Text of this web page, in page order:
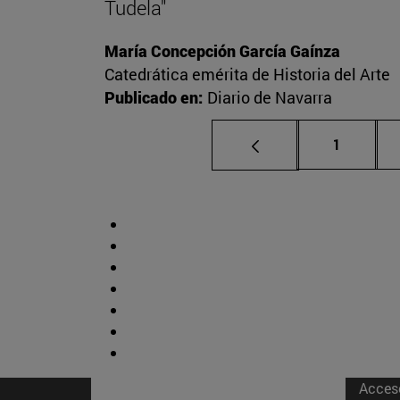
Tudela"
María Concepción García Gaínza
Catedrática emérita de Historia del Arte
Publicado en: Diario de Navarra
Página
1